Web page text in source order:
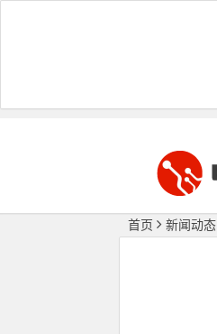
首页 新闻动态